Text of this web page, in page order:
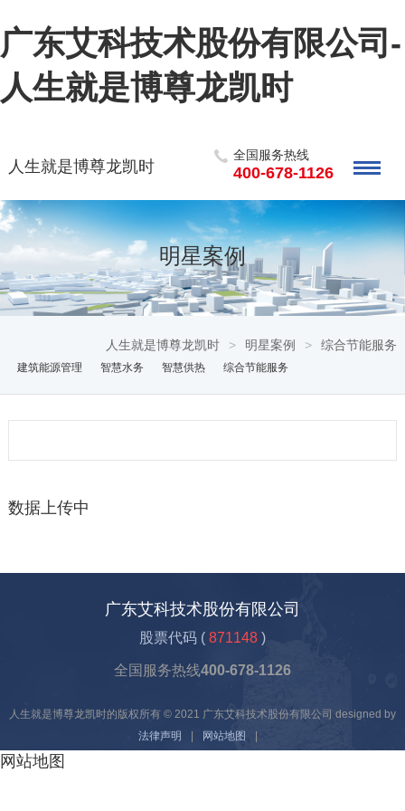
广东艾科技术股份有限公司-
人生就是博尊龙凯时
人生就是博尊龙凯时
全国服务热线
400-678-1126
明星案例
人生就是博尊龙凯时 > 明星案例 > 综合节能服务
建筑能源管理 智慧水务 智慧供热 综合节能服务
数据上传中
广东艾科技术股份有限公司
股票代码 ( 871148 )
全国服务热线400-678-1126
人生就是博尊龙凯时的版权所有 © 2021 广东艾科技术股份有限公司 designed by
法律声明
| 网站地图 |
网站地图